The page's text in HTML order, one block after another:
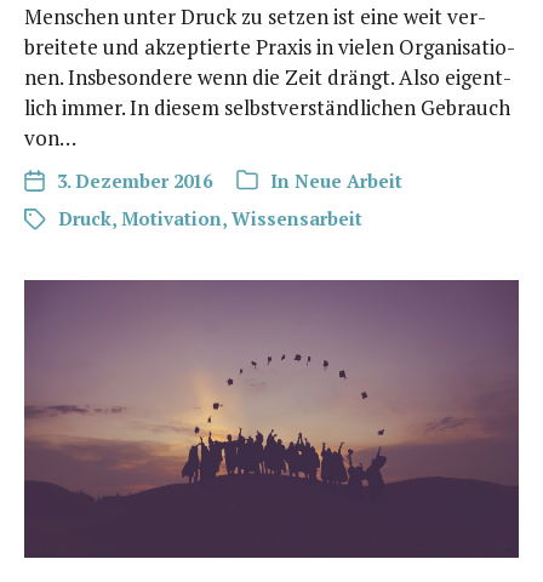
Men­schen unter Druck zu set­zen ist eine weit ver­
brei­te­te und akzep­tier­te Pra­xis in vie­len Orga­ni­sa­tio­
nen. Ins­be­son­de­re wenn die Zeit drängt. Also eigent­
lich immer. In die­sem selbst­ver­ständ­li­chen Gebrauch
von…
3. Dezember 2016 In Neue Arbeit
Druck, Motivation, Wissensarbeit